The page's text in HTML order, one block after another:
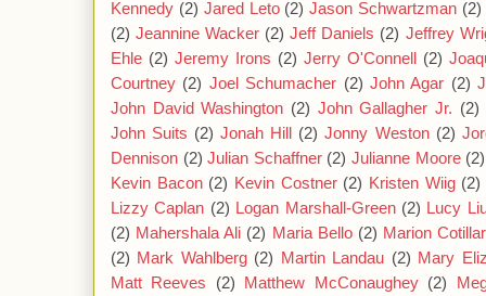
Kennedy (2) Jared Leto (2) Jason Schwartzman (2)
(2) Jeannine Wacker (2) Jeff Daniels (2) Jeffrey
Ehle (2) Jeremy Irons (2) Jerry O'Connell (2)
Courtney (2) Joel Schumacher (2) John Agar (2)
John David Washington (2) John Gallagher Jr. (2)
John Suits (2) Jonah Hill (2) Jonny Weston (2)
Dennison (2) Julian Schaffner (2) Julianne Moore (2)
Kevin Bacon (2) Kevin Costner (2) Kristen Wiig (2)
Lizzy Caplan (2) Logan Marshall-Green (2) Lucy
(2) Mahershala Ali (2) Maria Bello (2) Marion
(2) Mark Wahlberg (2) Martin Landau (2) Mary
Matt Reeves
(2) Matthew McConaughey (2)